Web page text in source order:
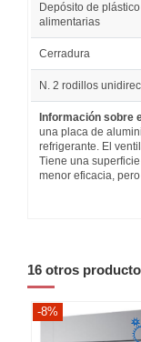
Depósito de
alimentarias
Cerradura
N. 2 rodillos
Información sobre
una placa de
refrigerante. El
Tiene una
menor eficacia,
16 otros
-8%